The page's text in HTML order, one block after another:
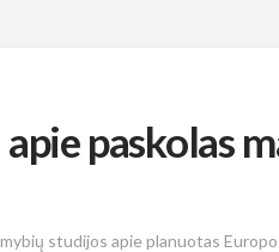
paskolas
studijos apie planuotas